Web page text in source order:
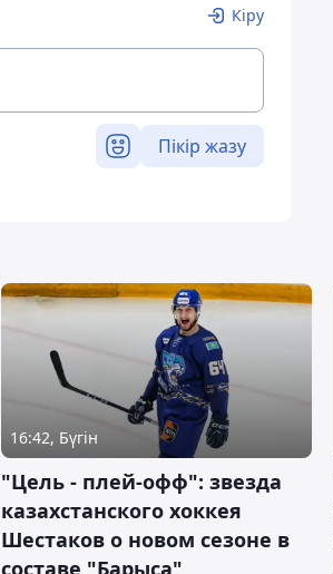
Кіру
Пікір жазу
16:42, Бүгін
"Цель - плей-офф": звезда
казахстанского хоккея
Шестаков о новом сезоне в
составе "Барыса"